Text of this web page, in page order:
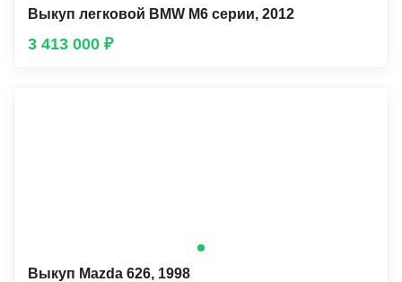
Выкуп легковой BMW М6 серии, 2012
3 413 000 ₽
Выкуп Mazda 626, 1998